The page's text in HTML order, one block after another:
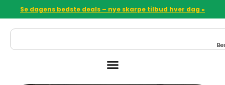
Se dagens bedste deals – nye skarpe tilbud hver dag »